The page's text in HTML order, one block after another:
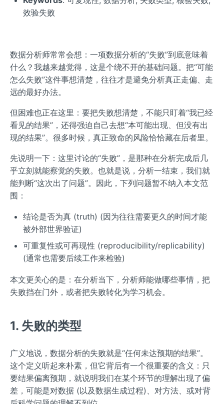
效验失败
数据分析师常常会想：一项数据分析的“失败”到底意味着
什么？我越来越觉得，这是个绕不开的基础问题。把“可能
怎么失败”这件事想清楚，往往才是避免分析真正走偏、走
远的最好办法。
但困难也正在这里：要把失败想清楚，不能只盯着“我已经
看见的结果”，还得强迫自己去想“本可能出现、但没有出
现的结果”。很多时候，真正致命的风险恰恰藏在后者里。
先说明一下：这里讨论的“失败”，是那种在分析完成后几
乎立刻就能察觉的失败。也就是说，分析一结束，我们就
能判断“这次出了问题”。因此，下列问题暂不纳入本文范
围：
结论是否为真 (truth) (因为往往需要更久的时间才能
被外部世界验证)
可重复性或可再现性 (reproducibility/replicability)
(通常也需要后续工作来检验)
本文更关心的是：在分析当下，分析师能做哪些事情，把
失败挡在门外，或者把失败转化为学习机会。
1. 失败的类型
广义地说，数据分析的失败就是“任何未达预期的结果”。
这个定义听起来朴素，但它背后有一个很重要的含义：只
要结果偏离预期，就说明我们在某个环节的理解出现了偏
差，可能是对数据 (以及数据生成过程)、对方法、或对背